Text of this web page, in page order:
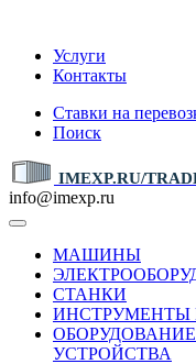
Услуги
Контакты
Ставки на
Поиск
IMEXP.RU/
info@imexp.ru
МАШИНЫ
СТАНКИ
ИНСТРУМЕНТЫ
УСТРОЙСТВА